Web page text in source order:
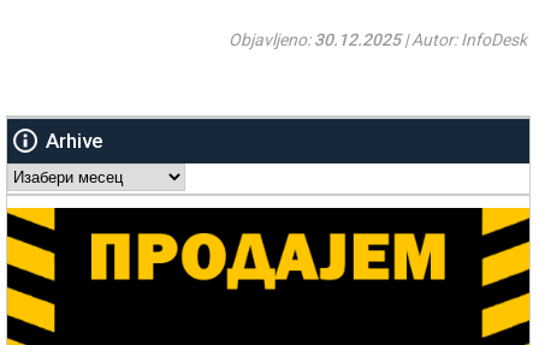
Objavljeno:30.12.2025| Autor: InfoDesk
Arhive
Arhive